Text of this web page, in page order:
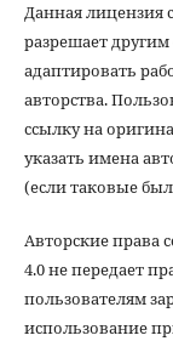
Данная лицензия
разрешает
адаптировать
авторства.
ссылку на
указать имена
(если таковые
Авторские права
4.0 не передает
пользователям
использование